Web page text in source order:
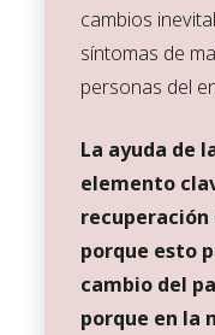
cambios
síntomas de
personas del
La ayuda de
elemento
recuperación
porque esto
cambio del
porque en la